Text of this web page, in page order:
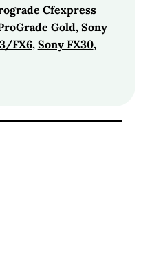
Cfexpress
Gold, Sony
FX6, Sony FX30 ,